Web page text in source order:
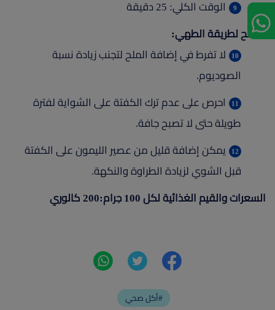
الوقت الكلي: 25 دقيقة
نصائح لطريقة الطهي:
لا تفرط في إضافة الملح لتجنب زيادة نسبة
الصوديوم.
احرص على عدم ترك الكفتة على الشواية لفترة
طويلة حتى لا تصبح جافة.
يمكن إضافة قليل من عصير الليمون على الكفتة
قبل الشوي لزيادة الطراوة والنكهة.
السعرات والقيم الغذائية لكل 100 جرام:200 كالوري
أكل صحي#